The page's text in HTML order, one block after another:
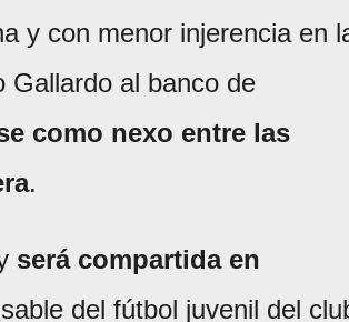
y con menor injerencia en
Gallardo al banco de
como nexo entre las
.
será compartida en
del fútbol juvenil del